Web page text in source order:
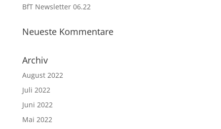
BfT Newsletter 06.22
Neueste Kommentare
Archiv
August 2022
Juli 2022
Juni 2022
Mai 2022